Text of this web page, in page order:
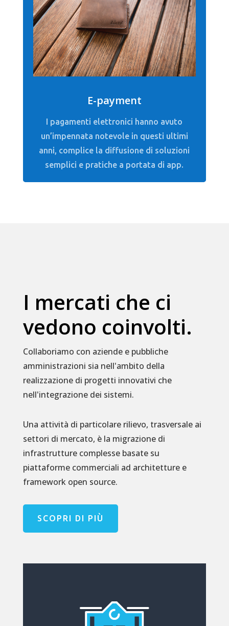
E-payment
I pagamenti elettronici hanno avuto
un’impennata notevole in questi ultimi
anni, complice la diffusione di soluzioni
semplici e pratiche a portata di app.
I mercati che ci
vedono coinvolti.
Collaboriamo con aziende e pubbliche
amministrazioni sia nell'ambito della
realizzazione di progetti innovativi che
nell'integrazione dei sistemi.
Una attività di particolare rilievo, trasversale ai
settori di mercato, è la migrazione di
infrastrutture complesse basate su
piattaforme commerciali ad architetture e
framework open source.
SCOPRI DI PIÙ